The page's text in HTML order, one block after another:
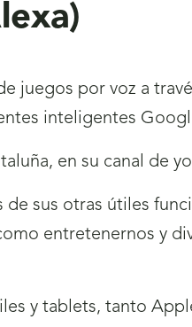
juegos por voz a
inteligentes
en su canal de
sus otras útiles
entretenernos y
y tablets, tanto